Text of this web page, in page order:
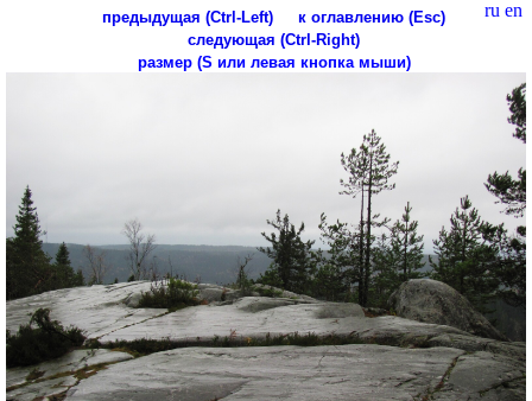
ru en
предыдущая (Ctrl-Left)
к оглавлению (Esc)
следующая (Ctrl-Right)
размер (S или левая кнопка мыши)